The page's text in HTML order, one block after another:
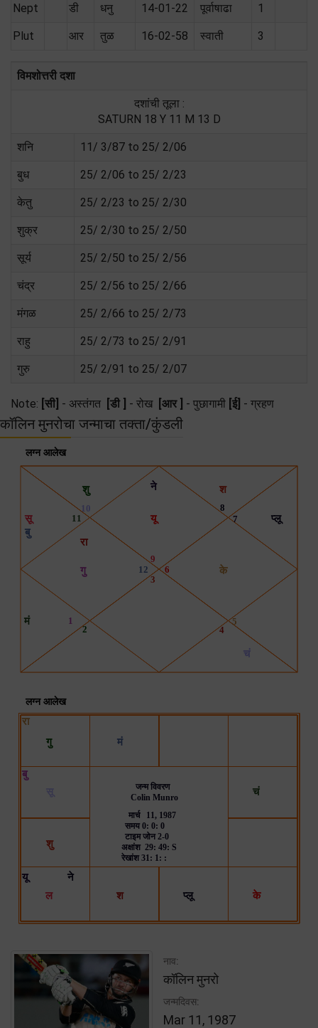
Nept डी धनु 14-01-22 पूर्वाषाढा 1
Plut आर तुळ 16-02-58 स्वाती 3
विमशोत्तरी दशा
दशांची तूला :
SATURN 18 Y 11 M 13 D
शनि 11/ 3/87 to 25/ 2/06
बुध 25/ 2/06 to 25/ 2/23
केतु 25/ 2/23 to 25/ 2/30
शुक्र 25/ 2/30 to 25/ 2/50
सूर्य 25/ 2/50 to 25/ 2/56
चंद्र 25/ 2/56 to 25/ 2/66
मंगळ 25/ 2/66 to 25/ 2/73
राहु 25/ 2/73 to 25/ 2/91
गुरु 25/ 2/91 to 25/ 2/07
Note: [सी] - अस्तंगत [डी ] - रोख [आर ] - पुछागामी [ई] - ग्रहण
कॉलिन मुनरोचा जन्माचा तक्ता/कुंडली
नाव:
कॉलिन मुनरो
जन्मदिवस:
Mar 11, 1987